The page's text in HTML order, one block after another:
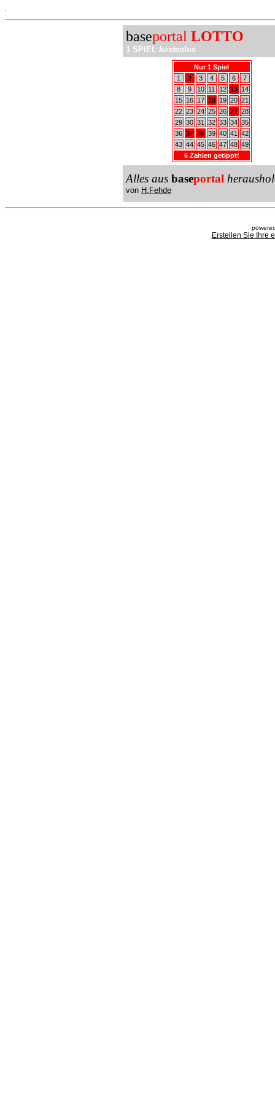
baseportal LOTTO
1 SPIEL kostenlos
Nur 1 Spiel
1
2 3 4 5 6
7
8
9 10 11 12 13
14
15
16 17 18 19 20 21
22 23 24 25 26 27 28
29 30 31 32 33 34 35
36 37 38 39 40 41
42
43 44 45 46 47 48 49
6 Zahlen getippt!
Alles aus baseportal
von H.Fehde
Erstellen Sie Ihre